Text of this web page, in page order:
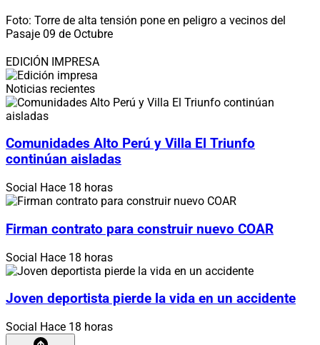
Foto: Torre de alta tensión pone en peligro a vecinos del
Pasaje 09 de Octubre
EDICIÓN IMPRESA
Noticias recientes
Comunidades Alto Perú y Villa El Triunfo
continúan aisladas
Social Hace 18 horas
Firman contrato para construir nuevo COAR
Social Hace 18 horas
Joven deportista pierde la vida en un accidente
Social Hace 18 horas